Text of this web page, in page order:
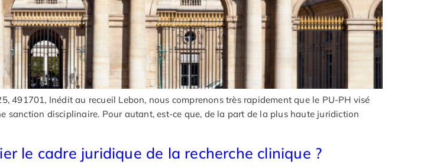
491701, Inédit au recueil Lebon, nous comprenons très rapidement que le PU-PH visé
sanction disciplinaire. Pour autant, est-ce que, de la part de la plus haute juridiction
le cadre juridique de la recherche clinique ?